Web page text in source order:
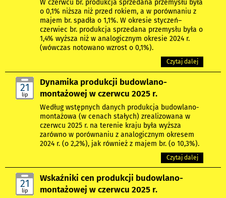
W czerwcu br. produkcja sprzedana przemysłu była
o 0,1% niższa niż przed rokiem, a w porównaniu z
majem br. spadła o 1,1%. W okresie styczeń–
czerwiec br. produkcja sprzedana przemysłu była o
1,4% wyższa niż w analogicznym okresie 2024 r.
(wówczas notowano wzrost o 0,1%).
Czytaj dalej
21
lip
Dynamika produkcji budowlano-
montażowej w czerwcu 2025 r.
Według wstępnych danych produkcja budowlano-
montażowa (w cenach stałych) zrealizowana w
czerwcu 2025 r. na terenie kraju była wyższa
zarówno w porównaniu z analogicznym okresem
2024 r. (o 2,2%), jak również z majem br. (o 10,3%).
Czytaj dalej
21
lip
Wskaźniki cen produkcji budowlano-
montażowej w czerwcu 2025 r.